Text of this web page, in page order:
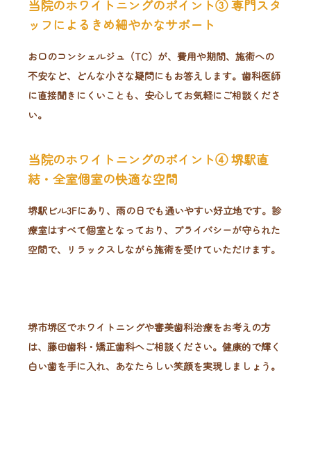
当院のホワイトニングのポイント③ 専門スタ
ッフによるきめ細やかなサポート
お口のコンシェルジュ（TC）が、費用や期間、施術への
不安など、どんな小さな疑問にもお答えします。歯科医師
に直接聞きにくいことも、安心してお気軽にご相談くださ
い。
当院のホワイトニングのポイント④ 堺駅直
結・全室個室の快適な空間
堺駅ビル3Fにあり、雨の日でも通いやすい好立地です。診
療室はすべて個室となっており、プライバシーが守られた
空間で、リラックスしながら施術を受けていただけます。
堺市堺区でホワイトニングや審美歯科治療をお考えの方
は、藤田歯科・矯正歯科へご相談ください。健康的で輝く
白い歯を手に入れ、あなたらしい笑顔を実現しましょう。